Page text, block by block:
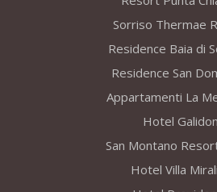
Sorriso Thermae
Residence Baia di
Residence San
Appartamenti La
Hotel Galidon
San Montano
Hotel Villa